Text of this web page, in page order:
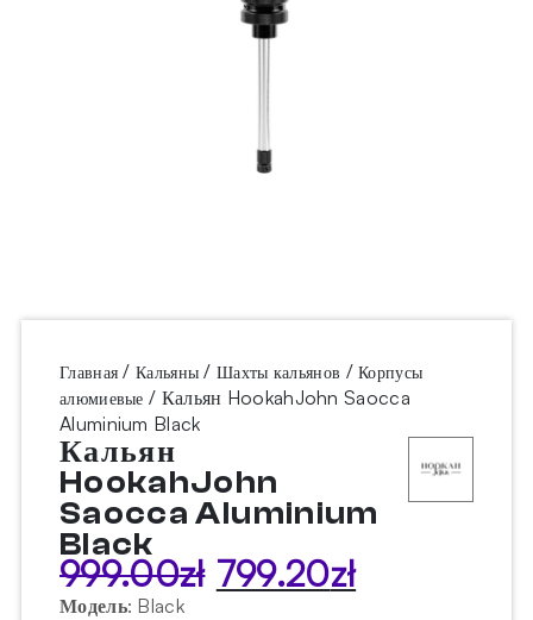
Главная /Кальяны /Шахты кальянов /Корпусы
алюмиевые / Кальян HookahJohn Saocca
Aluminium Black
Кальян
HookahJohn
Saocca Aluminium
Black
999.00zł
Первоначальная
цена
799.20złТекущая
цена:
Модель: Black